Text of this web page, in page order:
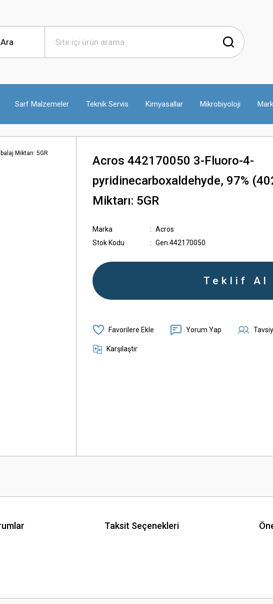
Sarf Malzemeler Teknik Servis Kimyasallar Mikrobiyoloji
Acros 442170050 3-Fluoro-4-
pyridinecarboxaldehyde, 97%
Miktarı: 5GR
Marka
Acros
Stok Kodu
Gen.442170050
Teklif Al
Yorum Yap
Karşılaştır
Taksit Seçenekleri